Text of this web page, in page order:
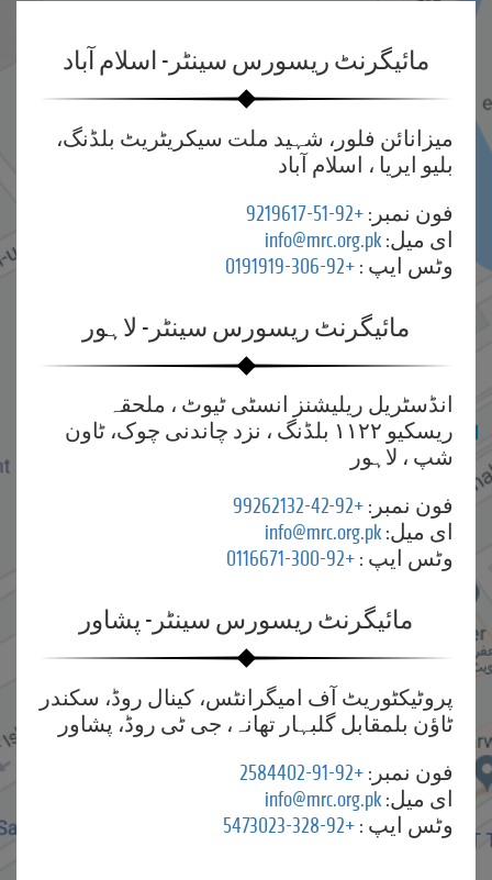
مائیگرنٹ ریسورس سینٹر- اسلام آباد
میزانائن فلور، شہید ملت سیکریٹریٹ بلڈنگ،
بلیو ایریا ، اسلام آباد
فون نمبر: +92-51-9219617
ای میل: info@mrc.org.pk
وٹس ایپ : +92-306-0191919
مائیگرنٹ ریسورس سینٹر- لاہور
انڈسٹریل ریلیشنز انسٹی ٹیوٹ ، ملحقہ
ریسکیو ۱۱۲۲ بلڈنگ ، نزد چاندنی چوک، ٹاون
شپ ، لاہور
فون نمبر: +92-42-99262132
ای میل: info@mrc.org.pk
وٹس ایپ : +92-300-0116671
مائیگرنٹ ریسورس سینٹر- پشاور
پروٹیکٹوریٹ آف امیگرانٹس، کینال روڈ، سکندر
ٹاؤن بلمقابل گلبہار تھانہ، جی ٹی روڈ، پشاور
فون نمبر: +92-91-2584402
ای میل: info@mrc.org.pk
وٹس ایپ : +92-328-5473023